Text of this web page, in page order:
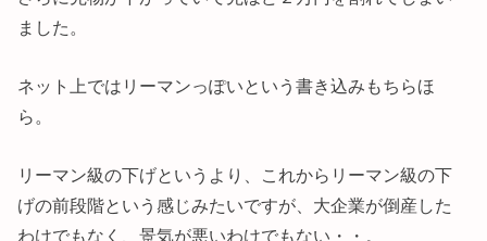
ました。
ネット上ではリーマンっぽいという書き込みもちらほ
ら。
リーマン級の下げというより、これからリーマン級の下
げの前段階という感じみたいですが、大企業が倒産した
わけでもなく、景気が悪いわけでもない・・。